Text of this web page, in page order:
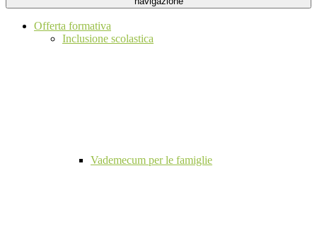
Offerta formativa
Inclusione scolastica
Vademecum per le famiglie